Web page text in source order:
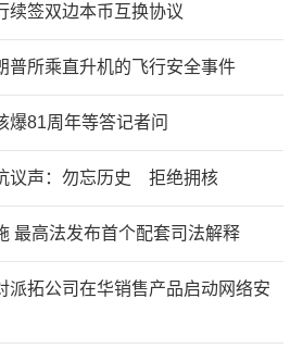
续签双边本币互换协议
普所乘直升机的飞行安全事件
爆81周年等答记者问
议声：勿忘历史 拒绝拥核
最高法发布首个配套司法解释
派拓公司在华销售产品启动网络安